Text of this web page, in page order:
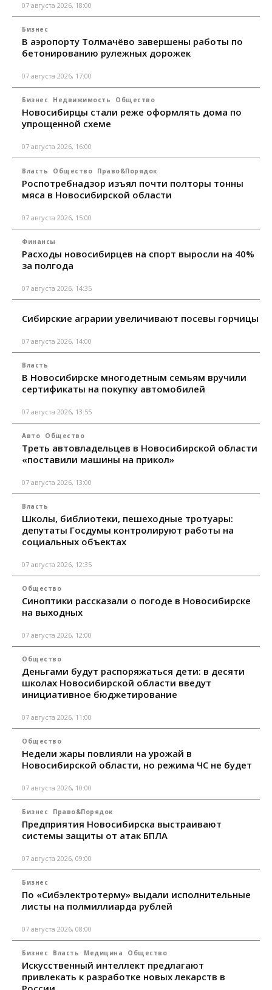
07 августа 2026, 18:00
Бизнес
В аэропорту Толмачёво завершены работы по
бетонированию рулежных дорожек
07 августа 2026, 17:00
Бизнес Недвижимость Общество
Новосибирцы стали реже оформлять дома по
упрощенной схеме
07 августа 2026, 16:00
Власть Общество Право&Порядок
Роспотребнадзор изъял почти полторы тонны
мяса в Новосибирской области
07 августа 2026, 15:00
Финансы
Расходы новосибирцев на спорт выросли на 40%
за полгода
07 августа 2026, 14:35
Сибирские аграрии увеличивают посевы горчицы
07 августа 2026, 14:00
Власть
В Новосибирске многодетным семьям вручили
сертификаты на покупку автомобилей
07 августа 2026, 13:55
Авто Общество
Треть автовладельцев в Новосибирской области
«поставили машины на прикол»
07 августа 2026, 13:00
Власть
Школы, библиотеки, пешеходные тротуары:
депутаты Госдумы контролируют работы на
социальных объектах
07 августа 2026, 12:35
Общество
Синоптики рассказали о погоде в Новосибирске
на выходных
07 августа 2026, 12:00
Общество
Деньгами будут распоряжаться дети: в десяти
школах Новосибирской области введут
инициативное бюджетирование
07 августа 2026, 11:00
Общество
Недели жары повлияли на урожай в
Новосибирской области, но режима ЧС не будет
07 августа 2026, 10:00
Бизнес Право&Порядок
Предприятия Новосибирска выстраивают
системы защиты от атак БПЛА
07 августа 2026, 09:00
Бизнес
По «Сибэлектротерму» выдали исполнительные
листы на полмиллиарда рублей
07 августа 2026, 08:00
Бизнес Власть Медицина Общество
Искусственный интеллект предлагают
привлекать к разработке новых лекарств в